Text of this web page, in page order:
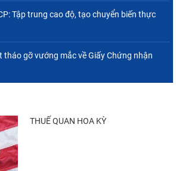
Trung Quốc tăng mạnh nhập khẩu mực,
Tập trung cao độ, tạo chuyển biến thực
tháo gỡ vướng mắc về Giấy Chứng nhận
THUẾ QUAN HOA KỲ